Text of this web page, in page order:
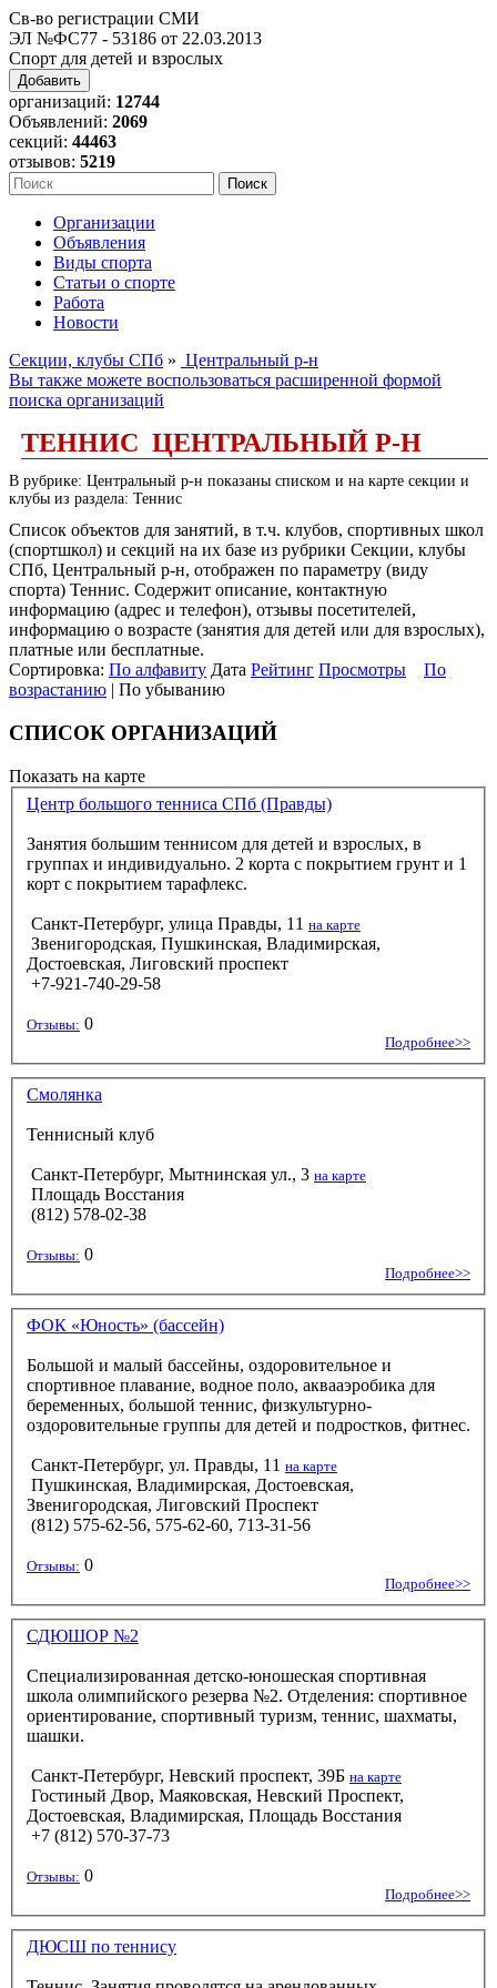
Св-во регистрации СМИ
ЭЛ №ФС77 - 53186 от 22.03.2013
Спорт для детей и взрослых
Добавить
организаций: 12744
Объявлений: 2069
секций: 44463
отзывов: 5219
Организации
Объявления
Виды спорта
Статьи о спорте
Работа
Новости
Секции, клубы СПб » Центральный р-н
Вы также можете воспользоваться расширенной формой
поиска организаций
ТЕННИС ЦЕНТРАЛЬНЫЙ Р-Н
В рубрике: Центральный р-н показаны списком и на карте секции и
клубы из раздела: Теннис
Список объектов для занятий, в т.ч. клубов, спортивных школ
(спортшкол) и секций на их базе из рубрики Секции, клубы
СПб, Центральный р-н, отображен по параметру (виду
спорта) Теннис. Содержит описание, контактную
информацию (адрес и телефон), отзывы посетителей,
информацию о возрасте (занятия для детей или для взрослых),
платные или бесплатные.
Сортировка: По алфавиту Дата Рейтинг Просмотры
По
возрастанию | По убыванию
СПИСОК ОРГАНИЗАЦИЙ
Показать на карте
Центр большого тенниса СПб (Правды)
Занятия большим теннисом для детей и взрослых, в
группах и индивидуально. 2 корта с покрытием грунт и 1
корт с покрытием тарафлекс.
Санкт-Петербург, улица Правды, 11 на карте
Звенигородская, Пушкинская, Владимирская,
Достоевская, Лиговский проспект
+7-921-740-29-58
Отзывы: 0
Подробнее>>
Смолянка
Теннисный клуб
Санкт-Петербург, Мытнинская ул., 3 на карте
Площадь Восстания
(812) 578-02-38
Отзывы: 0
Подробнее>>
ФОК «Юность» (бассейн)
Большой и малый бассейны, оздоровительное и
спортивное плавание, водное поло, аквааэробика для
беременных, большой теннис, физкультурно-
оздоровительные группы для детей и подростков, фитнес.
Санкт-Петербург, ул. Правды, 11 на карте
Пушкинская, Владимирская, Достоевская,
Звенигородская, Лиговский Проспект
(812) 575-62-56, 575-62-60, 713-31-56
Отзывы: 0
Подробнее>>
СДЮШОР №2
Специализированная детско-юношеская спортивная
школа олимпийского резерва №2. Отделения: спортивное
ориентирование, спортивный туризм, теннис, шахматы,
шашки.
Санкт-Петербург, Невский проспект, 39Б на карте
Гостиный Двор, Маяковская, Невский Проспект,
Достоевская, Владимирская, Площадь Восстания
+7 (812) 570-37-73
Отзывы: 0
Подробнее>>
ДЮСШ по теннису